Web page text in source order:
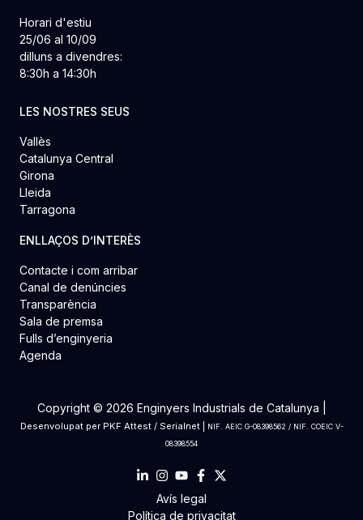
Horari d'estiu
25/06 al 10/09
dilluns a divendres:
8:30h a 14:30h
LES NOSTRES SEUS
Vallès
Catalunya Central
Girona
Lleida
Tarragona
ENLLAÇOS D’INTERÈS
Contacte i com arribar
Canal de denúncies
Transparència
Sala de premsa
Fulls d’enginyeria
Agenda
Copyright © 2026 Enginyers Industrials de Catalunya |
Desenvolupat per PKF Attest/ Serialnet|
NIF. AEIC G-08398562 / NIF. COEIC V-
08398554
Avís legal
Política de privacitat